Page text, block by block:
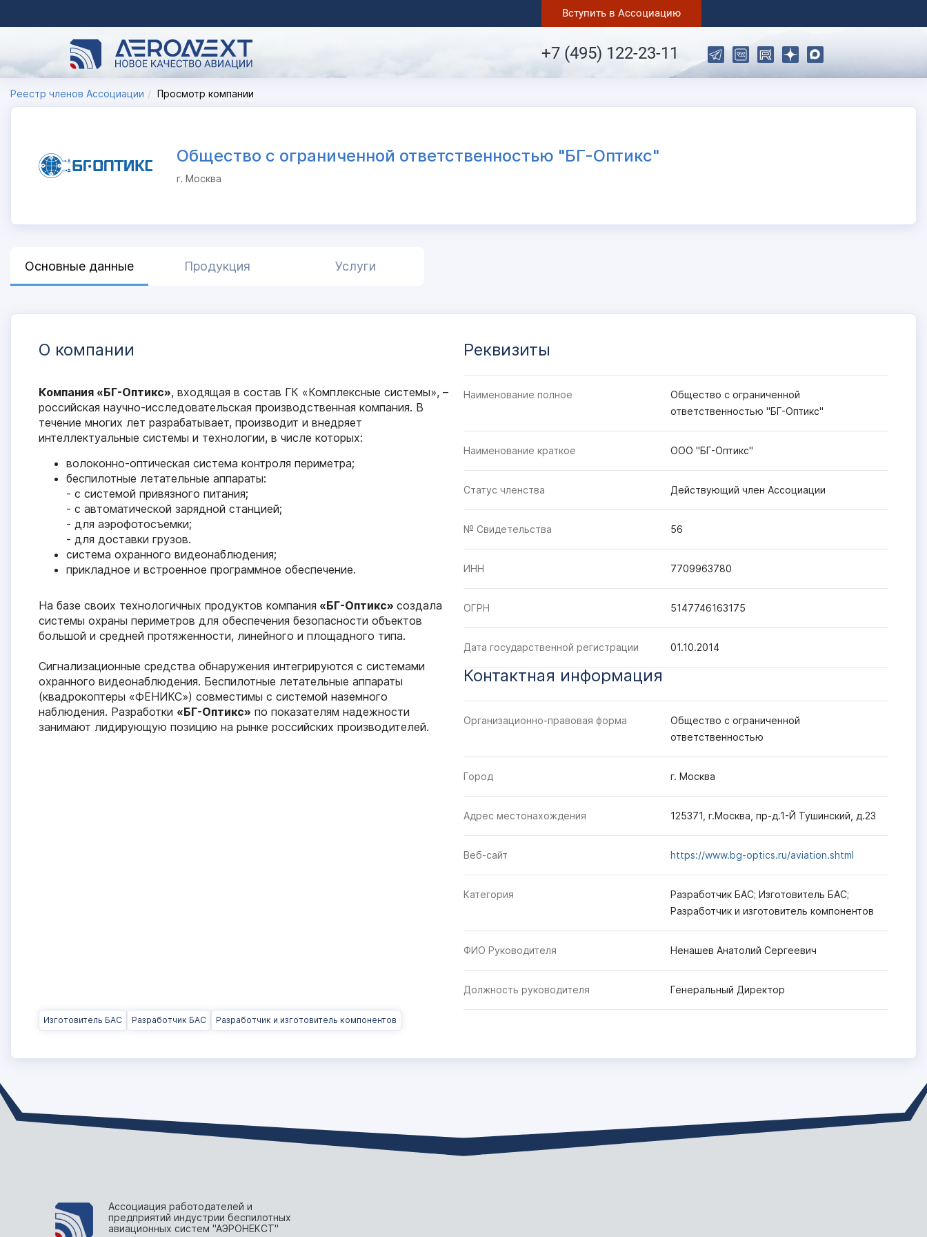
Вступить в Ассоциацию
+7 (495) 122-23-11
Реестр членов Ассоциации Просмотр компании
Общество с ограниченной ответственностью "БГ-Оптикс"
г. Москва
Основные данные Продукция Услуги
О компании
Компания «БГ-Оптикс», входящая в состав ГК «Комплексные системы», –
российская научно-исследовательская производственная компания. В
течение многих лет разрабатывает, производит и внедряет
интеллектуальные системы и технологии, в числе которых:
волоконно-оптическая система контроля периметра;
беспилотные летательные аппараты:
- с системой привязного питания;
- с автоматической зарядной станцией;
- для аэрофотосъемки;
- для доставки грузов.
система охранного видеонаблюдения;
прикладное и встроенное программное обеспечение.
На базе своих технологичных продуктов компания «БГ-Оптикс» создала
системы охраны периметров для обеспечения безопасности объектов
большой и средней протяженности, линейного и площадного типа.
Сигнализационные средства обнаружения интегрируются с системами
охранного видеонаблюдения. Беспилотные летательные аппараты
(квадрокоптеры «ФЕНИКС») совместимы с системой наземного
наблюдения. Разработки «БГ-Оптикс» по показателям надежности
занимают лидирующую позицию на рынке российских производителей.
Реквизиты
Наименование полное
Общество с ограниченной
ответственностью "БГ-Оптикс"
Наименование краткое ООО "БГ-Оптикс"
Статус членства Действующий член Ассоциации
№ Свидетельства 56
ИНН 7709963780
ОГРН 5147746163175
Дата государственной регистрации 01.10.2014
Контактная информация
Организационно-правовая форма
Общество с ограниченной
ответственностью
Город г. Москва
Адрес местонахождения 125371, г.Москва, пр-д.1-Й Тушинский, д.23
Веб-сайт https://www.bg-optics.ru/aviation.shtml
Категория
Разработчик БАС; Изготовитель БАС;
Разработчик и изготовитель компонентов
ФИО Руководителя Ненашев Анатолий Сергеевич
Должность руководителя Генеральный Директор
Изготовитель БАС Разработчик БАС Разработчик и изготовитель компонентов
Ассоциация работодателей и
предприятий индустрии беспилотных
авиационных систем "АЭРОНЕКСТ"